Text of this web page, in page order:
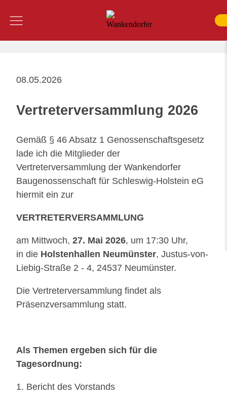
Menü
08.05.2026
Vertreterversammlung 2026
Gemäß § 46 Absatz 1 Genossenschaftsgesetz
lade ich die Mitglieder der
Vertreterversammlung der Wankendorfer
Baugenossenschaft für Schleswig-Holstein eG
hiermit ein zur
VERTRETERVERSAMMLUNG
am Mittwoch, 27. Mai 2026, um 17:30 Uhr,
in die Holstenhallen Neumünster, Justus-von-
Liebig-Straße 2 - 4, 24537 Neumünster.
Die Vertreterversammlung findet als
Präsenzversammlung statt.
Als Themen ergeben sich für die
Tagesordnung:
1. Bericht des Vorstands